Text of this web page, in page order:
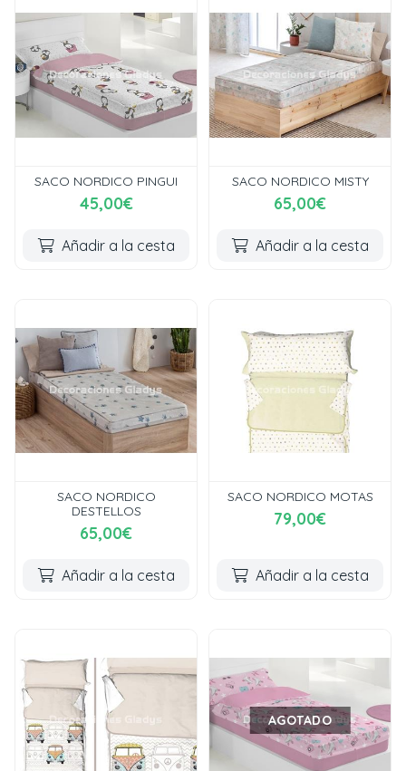
SACO NORDICO PINGUI
45,00€
Añadir a la cesta
SACO NORDICO MISTY
65,00€
Añadir a la cesta
SACO NORDICO
DESTELLOS
65,00€
Añadir a la cesta
SACO NORDICO MOTAS
79,00€
Añadir a la cesta
AGOTADO